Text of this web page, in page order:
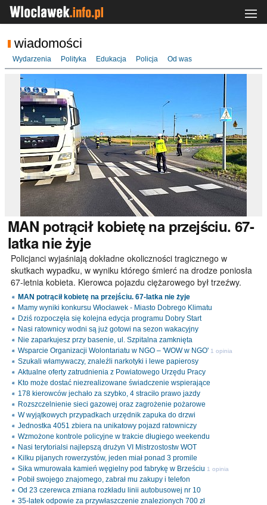
wiadomości
Wydarzenia Polityka Edukacja Policja Od was
MAN potrącił kobietę na przejściu. 67-
latka nie żyje
Policjanci wyjaśniają dokładne okoliczności tragicznego w
skutkach wypadku, w wyniku którego śmierć na drodze poniosła
67-letnia kobieta. Kierowca pojazdu ciężarowego był trzeźwy.
MAN potrącił kobietę na przejściu. 67-latka nie żyje
Mamy wyniki konkursu Włocławek - Miasto Dobrego Klimatu
Dziś rozpoczęła się kolejna edycja programu Dobry Start
Nasi ratownicy wodni są już gotowi na sezon wakacyjny
Nie zaparkujesz przy basenie, ul. Szpitalna zamknięta
Wsparcie Organizacji Wolontariatu w NGO – 'WOW w NGO' 1 opinia
Szukali włamywaczy, znaleźli narkotyki i lewe papierosy
Aktualne oferty zatrudnienia z Powiatowego Urzędu Pracy
Kto może dostać niezrealizowane świadczenie wspierające
178 kierowców jechało za szybko, 4 straciło prawo jazdy
Rozszczelnienie sieci gazowej oraz zagrożenie pożarowe
W wyjątkowych przypadkach urzędnik zapuka do drzwi
Jednostka 4051 zbiera na unikatowy pojazd ratowniczy
Wzmożone kontrole policyjne w trakcie długiego weekendu
Nasi terytorialsi najlepszą drużyn VI Mistrzostostw WOT
Kilku pijanych rowerzystów, jeden miał ponad 3 promile
Sika wmurowała kamień węgielny pod fabrykę w Brześciu 1 opinia
Pobił swojego znajomego, zabrał mu zakupy i telefon
Od 23 czerewca zmiana rozkładu linii autobusowej nr 10
35-latek odpowie za przywłaszczenie znalezionych 700 zł